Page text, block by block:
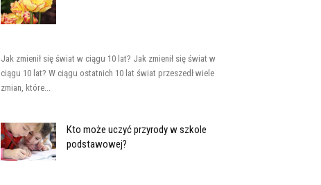
Jak zmienił się świat w ciągu 10 lat? Jak zmienił się świat w
ciągu 10 lat? W ciągu ostatnich 10 lat świat przeszedł wiele
zmian, które...
Kto może uczyć przyrody w szkole
podstawowej?